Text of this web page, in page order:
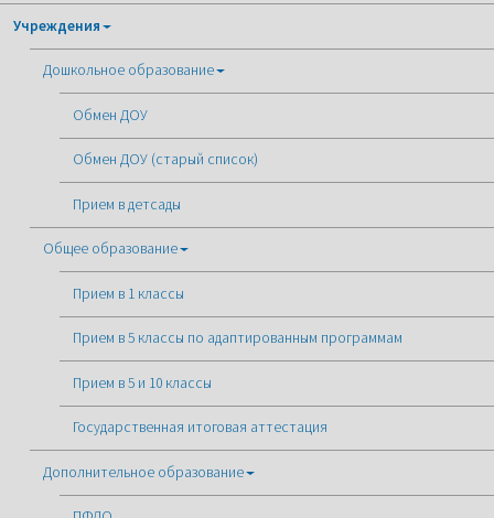
Учреждения
Дошкольное образование
Обмен ДОУ
Обмен ДОУ (старый список)
Прием в детсады
Общее образование
Прием в 1 классы
Прием в 5 классы по адаптированным программам
Прием в 5 и 10 классы
Государственная итоговая аттестация
Дополнительное образование